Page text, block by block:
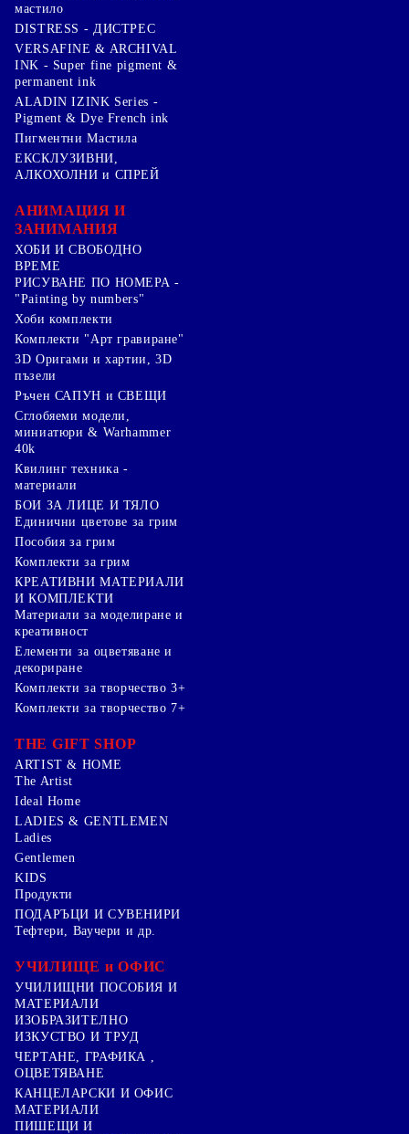
мастило
DISTRESS - ДИСТРЕС
VERSAFINE & ARCHIVAL
INK - Super fine pigment &
permanent ink
ALADIN IZINK Series -
Pigment & Dye French ink
Пигментни Мастила
ЕКСКЛУЗИВНИ,
АЛКОХОЛНИ и СПРЕЙ
АНИМАЦИЯ И
ЗАНИМАНИЯ
ХОБИ И СВОБОДНО
ВРЕМЕ
РИСУВАНЕ ПО НОМЕРА -
"Painting by numbers"
Хоби комплекти
Комплекти "Арт гравиране"
3D Оригами и хартии, 3D
пъзели
Ръчен САПУН и СВЕЩИ
Сглобяеми модели,
миниатюри & Warhammer
40k
Квилинг техника -
материали
БОИ ЗА ЛИЦЕ И ТЯЛО
Единични цветове за грим
Пособия за грим
Комплекти за грим
КРЕАТИВНИ МАТЕРИАЛИ
И КОМПЛЕКТИ
Mатериали за моделиране и
креативност
Елементи за оцветяване и
декориране
Комплекти за творчество 3+
Комплекти за творчество 7+
THE GIFT SHOP
ARTIST & HOME
The Artist
Ideal Home
LADIES & GENTLEMEN
Ladies
Gentlemen
KIDS
Продукти
ПОДАРЪЦИ И СУВЕНИРИ
Тефтери, Ваучери и др.
УЧИЛИЩЕ и ОФИС
УЧИЛИЩНИ ПОСОБИЯ И
МАТЕРИАЛИ
ИЗОБРАЗИТЕЛНО
ИЗКУСТВО И ТРУД
ЧЕРТАНЕ, ГРАФИКА ,
ОЦВЕТЯВАНЕ
КАНЦЕЛАРСКИ И ОФИС
МАТЕРИАЛИ
ПИШЕЩИ И